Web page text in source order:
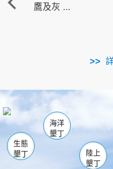
鷹及灰 ...
海生館
恆春
龍鑾潭自然中心
瓊麻館
關山
白砂
生態
墾丁
海洋
墾丁
陸上
墾丁